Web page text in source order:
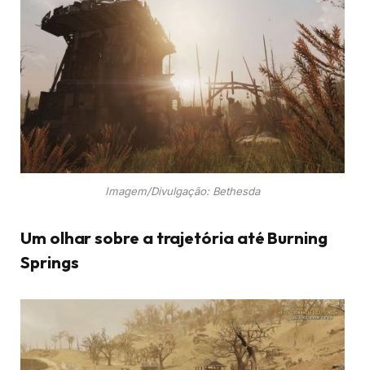
Imagem/Divulgação: Bethesda
Um olhar sobre a trajetória até Burning
Springs